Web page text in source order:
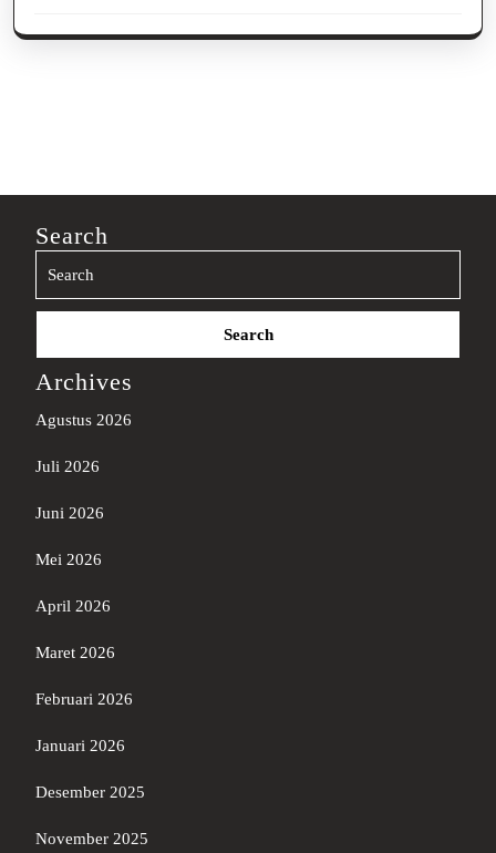
Search
Search
Archives
Agustus 2026
Juli 2026
Juni 2026
Mei 2026
April 2026
Maret 2026
Februari 2026
Januari 2026
Desember 2025
November 2025